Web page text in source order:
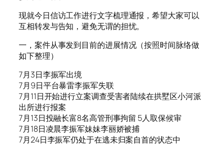
现就今日信访工作进行文字梳理通报，希望大家可以
互相转发与告知，避免无谓的担忧。
一，案件从事发到目前的进展情况（按照时间脉络做
如下整理）
7月3日李振军出境
7月9日平台暴雷李振军失联
7月11日开始进行立案调查受害者陆续在拱墅区小河派
出所进行报案
7月13日投融长富8名高管刑事拘留 5人取保候审
7月18日凌晨李振军妹妹李丽娇被捕
7月24日李振军仍处于在逃未归案自首的状态中